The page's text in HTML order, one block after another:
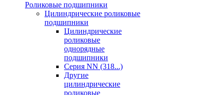
Роликовые подшипники
Цилиндрические роликовые
подшипники
Цилиндрические
роликовые
однорядные
подшипники
Серия NN (318...)
Другие
цилиндрические
роликовые